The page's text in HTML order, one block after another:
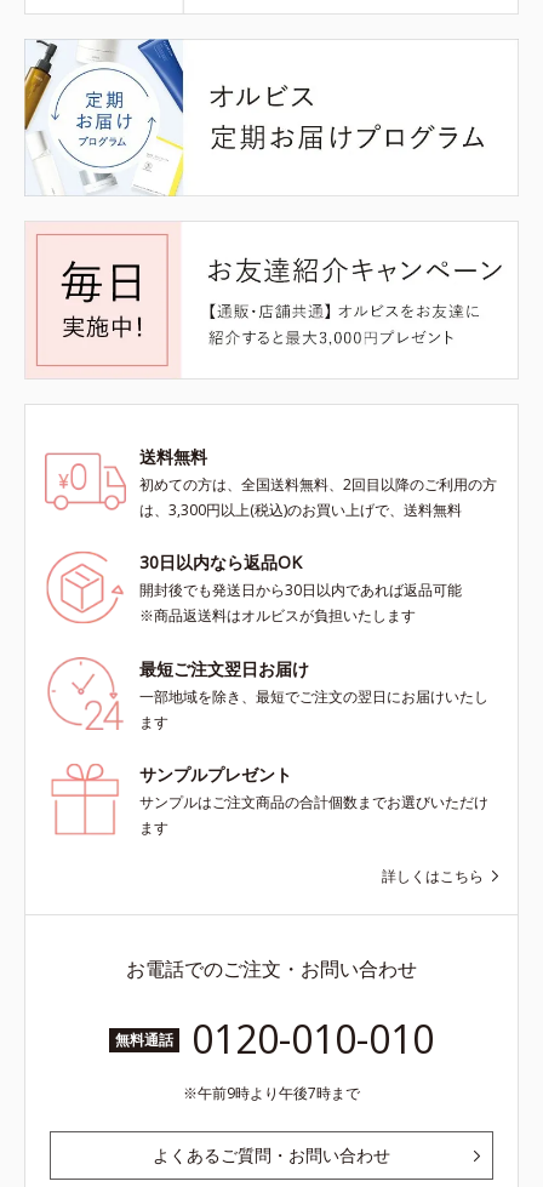
送料無料
初めての方は、全国送料無料、2回目以降のご利用の方
は、3,300円以上(税込)のお買い上げで、送料無料
30日以内なら返品OK
開封後でも発送日から30日以内であれば返品可能
※商品返送料はオルビスが負担いたします
最短ご注文翌日お届け
一部地域を除き、最短でご注文の翌日にお届けいたし
ます
サンプルプレゼント
サンプルはご注文商品の合計個数までお選びいただけ
ます
詳しくはこちら
お電話でのご注文・お問い合わせ
無料通話 0120-010-010
午前9時より午後7時まで
よくあるご質問・お問い合わせ